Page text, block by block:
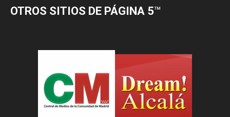
OTROS SITIOS DE PÁGINA 5™